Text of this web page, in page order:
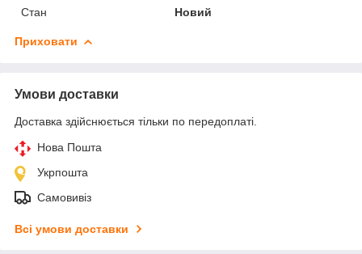
Стан
Новий
Приховати
Умови доставки
Доставка здійснюється тільки по передоплаті.
Нова Пошта
Укрпошта
Самовивіз
Всі умови доставки